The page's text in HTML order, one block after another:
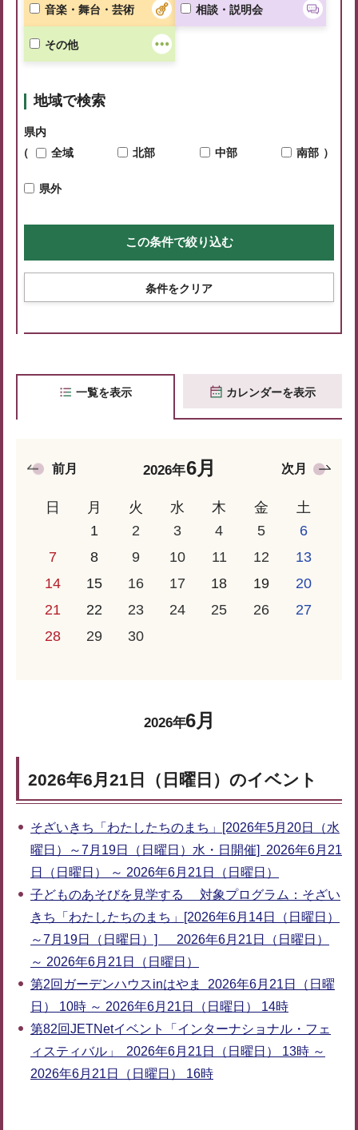
音楽・舞台・芸術 相談・説明会
その他
地域で検索
県内
（
全域 北部 中部 南部 ）
県外
条件をクリア
一覧を表示 カレンダーを表示
2026年6月
前月 次月
日 月 火 水 木 金
土
1
2 3 4 5
6
7
8 9 10 11 12
13
14
15 16 17 18 19
20
21
22 23 24 25 26
27
28
29 30
2026年6月
2026年6月21日（日曜日）のイベント
そざいきち「わたしたちのまち」[2026年5月20日（水
曜日）～7月19日（日曜日）水・日開催] 2026年6月21
日（日曜日） ～ 2026年6月21日（日曜日）
子どものあそびを見学する 対象プログラム：そざい
きち「わたしたちのまち」[2026年6月14日（日曜日）
～7月19日（日曜日）] 2026年6月21日（日曜日）
～ 2026年6月21日（日曜日）
第2回ガーデンハウスinはやま 2026年6月21日（日曜
日） 10時 ～ 2026年6月21日（日曜日） 14時
第82回JETNetイベント「インターナショナル・フェ
ィスティバル」 2026年6月21日（日曜日） 13時 ～
2026年6月21日（日曜日） 16時